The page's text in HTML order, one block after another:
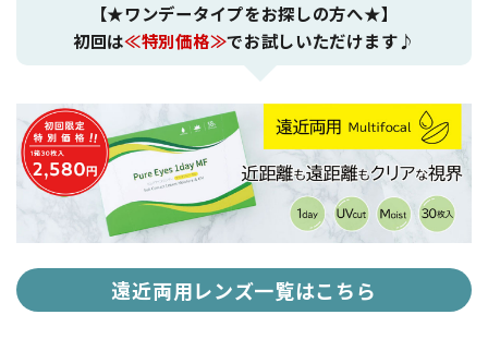
【★ワンデータイプをお探しの方へ★】
初回は≪特別価格≫でお試しいただけます♪
遠近両用レンズ一覧はこちら